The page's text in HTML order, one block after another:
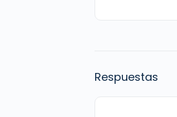
Respuestas